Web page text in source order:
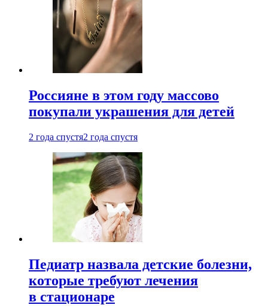
Россияне в этом году массово
покупали украшения для детей
2 года спустя2 года спустя
Педиатр назвала детские болезни,
которые требуют лечения
в стационаре